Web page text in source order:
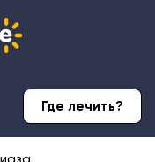
Где лечить?